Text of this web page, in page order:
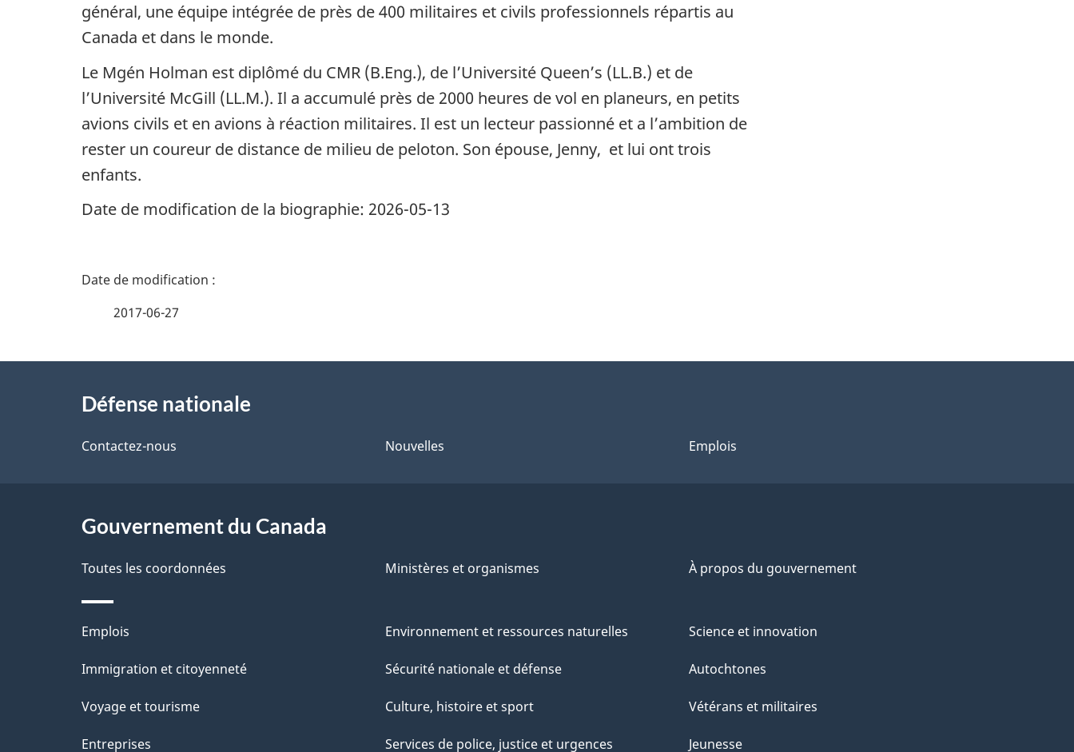
général, une équipe intégrée de près de 400 militaires et civils professionnels répartis au
Canada et dans le monde.
Le Mgén Holman est diplômé du CMR (B.Eng.), de l’Université Queen’s (LL.B.) et de
l’Université McGill (LL.M.). Il a accumulé près de 2000 heures de vol en planeurs, en petits
avions civils et en avions à réaction militaires. Il est un lecteur passionné et a l’ambition de
rester un coureur de distance de milieu de peloton. Son épouse, Jenny, et lui ont trois
enfants.
Date de modification de la biographie: 2026-05-13
D
a
l
d
e
l
2017-06-27
proposDéfense nationale
Contactez-nous Nouvelles Emplois
Gouvernement du Canada
Toutes les coordonnées Ministères et organismes À propos du gouvernement
Thèmes
et
Emplois
Immigration et citoyenneté
Voyage et tourisme
Entreprises
Environnement et ressources naturelles
Sécurité nationale et défense
Culture, histoire et sport
Services de police, justice et urgences
Science et innovation
Autochtones
Vétérans et militaires
Jeunesse